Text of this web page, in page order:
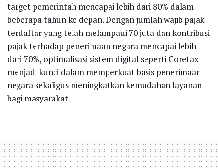
target pemerintah mencapai lebih dari 80% dalam
beberapa tahun ke depan. Dengan jumlah wajib pajak
terdaftar yang telah melampaui 70 juta dan kontribusi
pajak terhadap penerimaan negara mencapai lebih
dari 70%, optimalisasi sistem digital seperti Coretax
menjadi kunci dalam memperkuat basis penerimaan
negara sekaligus meningkatkan kemudahan layanan
bagi masyarakat.